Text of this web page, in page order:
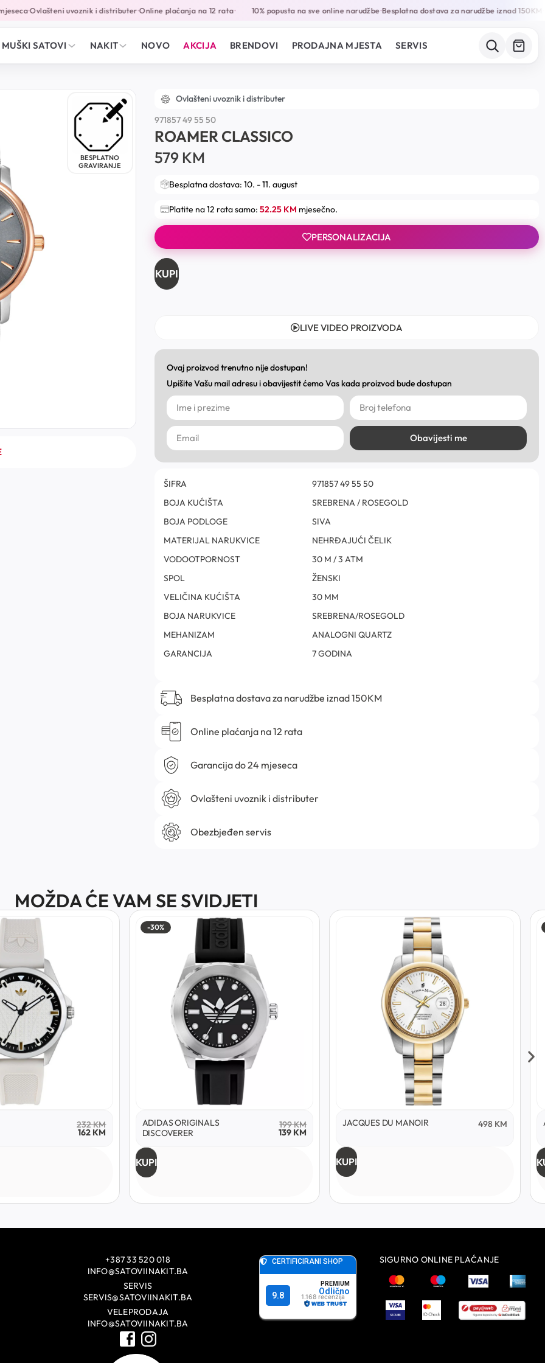
•Ovlašteni uvoznik i distributer•Online plaćanja na 12 rata• 10% popusta na sve online narudžbe•Besplatna dostava za narudžbe iznad 150KM•
MUŠKI SATOVI NAKIT NOVO AKCIJA BRENDOVI PRODAJNA MJESTA SERVIS
BESPLATNO
GRAVIRANJE
Ovlašteni uvoznik i distributer
971857 49 55 50
ROAMER CLASSICO
579 KM
Besplatna dostava: 10. - 11. august
Platite na 12 rata samo: 52.25 KM mjesečno.
PERSONALIZACIJA
KUPI
LIVE VIDEO PROIZVODA
Ovaj proizvod trenutno nije dostupan!
Upišite Vašu mail adresu i obavijestit ćemo Vas kada proizvod bude dostupan
Obavijesti me
ŠIFRA
971857 49 55 50
BOJA KUĆIŠTA
SREBRENA / ROSEGOLD
BOJA PODLOGE
SIVA
MATERIJAL NARUKVICE
NEHRĐAJUĆI ČELIK
VODOOTPORNOST
30 M / 3 ATM
SPOL
ŽENSKI
VELIČINA KUĆIŠTA
30 MM
BOJA NARUKVICE
SREBRENA/ROSEGOLD
MEHANIZAM
ANALOGNI QUARTZ
GARANCIJA
7 GODINA
Besplatna dostava za narudžbe iznad 150KM
Online plaćanja na 12 rata
Garancija do 24 mjeseca
Ovlašteni uvoznik i distributer
Obezbjeđen servis
MOŽDA ĆE VAM SE SVIDJETI
232KM
162 KM
-30%
ADIDAS ORIGINALS
DISCOVERER
199KM
139 KM
KUPI
JACQUES DU MANOIR 498 KM
KUPI
+387 33 520 018
INFO@SATOVIINAKIT.BA
SERVIS
SERVIS@SATOVIINAKIT.BA
VELEPRODAJA
INFO@SATOVIINAKIT.BA
SIGURNO ONLINE PLAĆANJE